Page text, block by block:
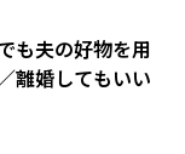
も夫の好物を用
離婚してもいい